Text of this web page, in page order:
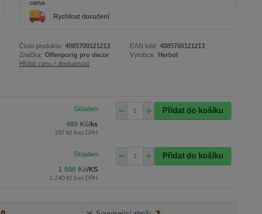
Rychlost doručení
Číslo produktu: 4085700121213 EAN kód: 4085700121213
Značka: Offenporig pro decor Výrobce: Herbol
Hlídat cenu / dostupnost
480 Kč/ks
397 Kč bez DPH
Přidat do košíku
1 500 Kč/KS
1 240 Kč bez DPH
Přidat do košíku